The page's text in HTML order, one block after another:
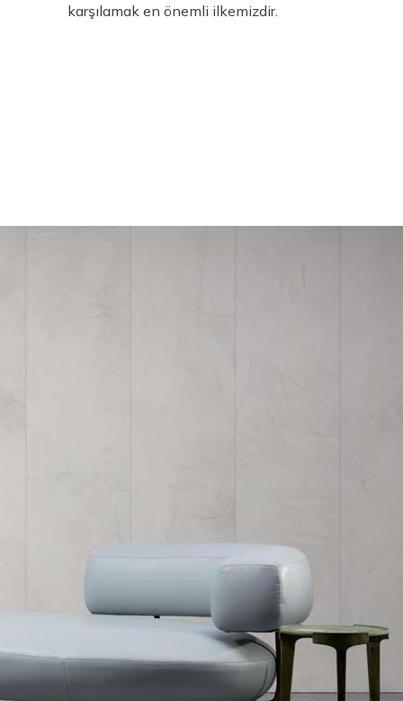
karşılamak en önemli ilkemizdir.